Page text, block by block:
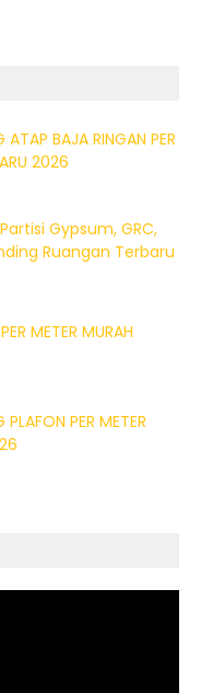
ATAP BAJA RINGAN PER
2026
Gypsum, GRC,
Ruangan Terbaru
METER MURAH
PER METER